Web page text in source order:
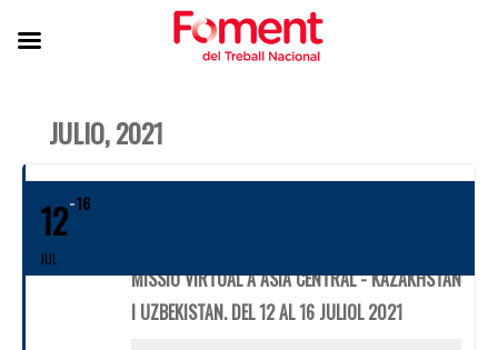
JULIO, 2021
12
JUL
16
MISSIÓ VIRTUAL A ÀSIA CENTRAL - KAZAKHSTAN
I UZBEKISTAN. DEL 12 AL 16 JULIOL 2021